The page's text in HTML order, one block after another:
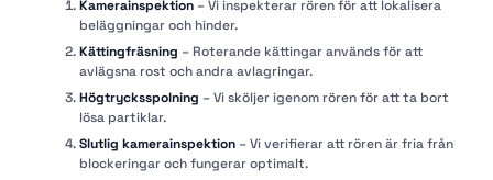
Kamerainspektion – Vi inspekterar rören för att lokalisera
beläggningar och hinder.
Kättingfräsning – Roterande kättingar används för att
avlägsna rost och andra avlagringar.
Högtrycksspolning – Vi sköljer igenom rören för att ta bort
lösa partiklar.
Slutlig kamerainspektion – Vi verifierar att rören är fria från
blockeringar och fungerar optimalt.